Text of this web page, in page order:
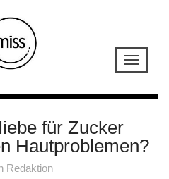
für Zucker
Hautproblemen?
Redaktion